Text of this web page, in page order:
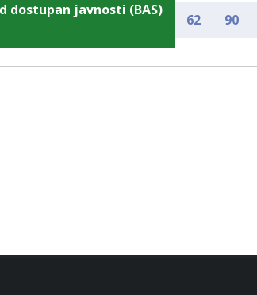
dostupan javnosti (BAS)
62 90